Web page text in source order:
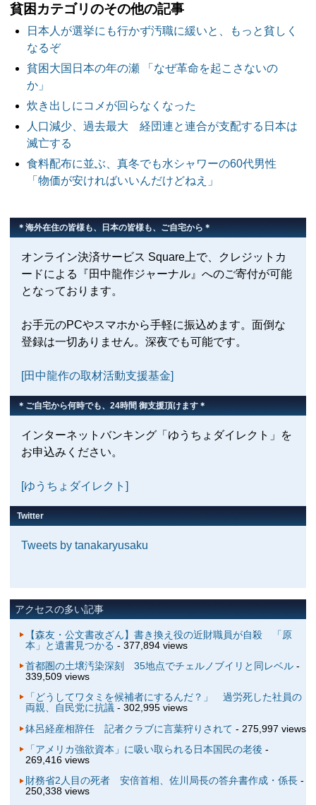
貧困カテゴリのその他の記事
日本人が選挙にも行かず汚職に緩いと、もっと貧しく
なるぞ
貧困大国日本の年の瀬 「なぜ革命を起こさないの
か」
炊き出しにコメが回らなくなった
人口減少、過去最大 経団連と連合が支配する日本は
滅亡する
食料配布に並ぶ、真冬でも水シャワーの60代男性
「物価が安ければいいんだけどねえ」
＊海外在住の皆様も、日本の皆様も、ご自宅から＊
オンライン決済サービス Square上で、クレジットカ
ードによる『田中龍作ジャーナル』へのご寄付が可能
となっております。
お手元のPCやスマホから手軽に振込めます。面倒な
登録は一切ありません。深夜でも可能です。
[田中龍作の取材活動支援基金]
＊ご自宅から何時でも、24時間 御支援頂けます＊
インターネットバンキング「ゆうちょダイレクト」を
お申込みください。
[ゆうちょダイレクト]
Twitter
Tweets by tanakaryusaku
アクセスの多い記事
【森友・公文書改ざん】書き換え役の近財職員が自殺 「原
本」と遺書見つかる - 377,894 views
首都圏の土壌汚染深刻 35地点でチェルノブイリと同レベル-
339,509 views
「どうしてワタミを候補者にするんだ？」 過労死した社員の
両親、自民党に抗議- 302,995 views
鉢呂経産相辞任 記者クラブに言葉狩りされて - 275,997 views
「アメリカ強欲資本」に吸い取られる日本国民の老後 -
269,416 views
財務省2人目の死者 安倍首相、佐川局長の答弁書作成・係長-
250,338 views